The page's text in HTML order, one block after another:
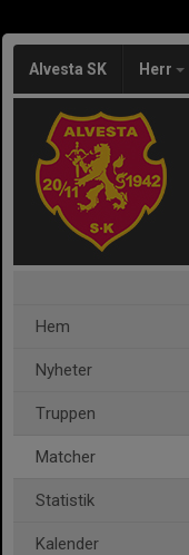
Alvesta SK Herr
Hem
Nyheter
Truppen
Matcher
Statistik
Kalender